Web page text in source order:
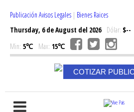
Publicación Avisos Legales | Bienes Raices
Thursday, 6 de August del 2026Dólar: $--
Min: 5℃ Max: 15℃
COTIZAR